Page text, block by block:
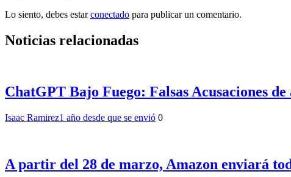
Lo siento, debes estarconectado para publicar un comentario.
Noticias relacionadas
ChatGPT Bajo Fuego: Falsas Acusaciones
Isaac Ramirez1 año desde que se envió 0
A partir del 28 de marzo, Amazon enviará